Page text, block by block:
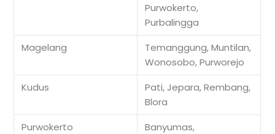
Purwokerto,
Purbalingga
Magelang
Temanggung, Muntilan,
Wonosobo, Purworejo
Kudus
Pati, Jepara, Rembang,
Blora
Purwokerto
Banyumas,